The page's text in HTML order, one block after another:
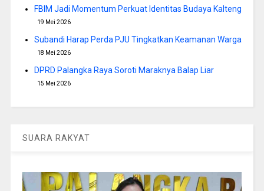
FBIM Jadi Momentum Perkuat Identitas Budaya Kalteng
19 Mei 2026
Subandi Harap Perda PJU Tingkatkan Keamanan Warga
18 Mei 2026
DPRD Palangka Raya Soroti Maraknya Balap Liar
15 Mei 2026
SUARA RAKYAT